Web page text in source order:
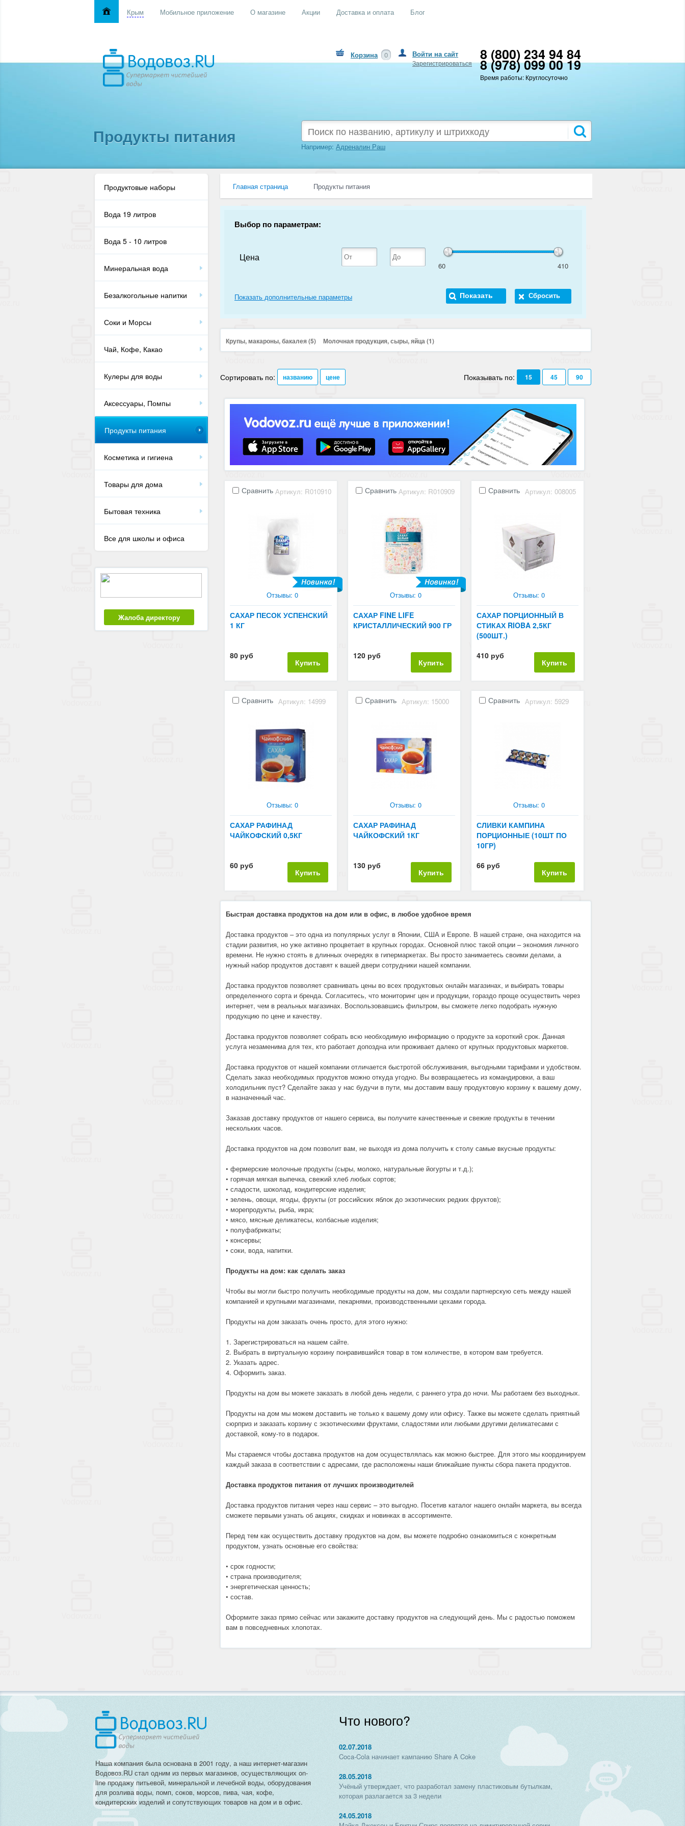
Крым Мобильное приложение О магазине Акции Доставка и оплата Блог
8 (800) 234 94 84
8 (978) 099 00 19
Время работы: Круглосуточно
Войти на сайт
Зарегистрироваться
Корзина 0
Продукты питания Например: Адреналин Раш
Продуктовые наборы
Вода 19 литров
Вода 5 - 10 литров
Минеральная вода
Безалкогольные напитки
Соки и Морсы
Чай, Кофе, Какао
Кулеры для воды
Аксессуары, Помпы
Продукты питания
Косметика и гигиена
Товары для дома
Бытовая техника
Все для школы и офиса
Жалоба директору
Главная страница Продукты питания
Выбор по параметрам:
Цена
410
60
Страна производитель
Показать дополнительные параметры
Крупы, макароны, бакалея (5) Молочная продукция, сыры, яйца (1)
Показывать по: 15 45 90
Сортировать по: названию цене
Сравнить Артикул: R010910
Отзывы: 0
САХАР ПЕСОК УСПЕНСКИЙ
1 КГ
80 руб
Купить
Сравнить Артикул: R010909
Отзывы: 0
САХАР FINE LIFE
КРИСТАЛЛИЧЕСКИЙ 900 ГР
120 руб
Купить
Сравнить Артикул: 008005
Отзывы: 0
САХАР ПОРЦИОННЫЙ В
СТИКАХ RIOBA 2,5КГ
(500ШТ.)
410 руб
Купить
Сравнить Артикул: 14999
Отзывы: 0
САХАР РАФИНАД
ЧАЙКОФСКИЙ 0,5КГ
60 руб
Купить
Сравнить Артикул: 15000
Отзывы: 0
САХАР РАФИНАД
ЧАЙКОФСКИЙ 1КГ
130 руб
Купить
Сравнить Артикул: 5929
Отзывы: 0
СЛИВКИ КАМПИНА
ПОРЦИОННЫЕ (10ШТ ПО
10ГР)
66 руб
Купить
Быстрая доставка продуктов на дом или в офис, в любое удобное время
Доставка продуктов – это одна из популярных услуг в Японии, США и Европе. В нашей стране, она находится на
стадии развития, но уже активно процветает в крупных городах. Основной плюс такой опции – экономия личного
времени. Не нужно стоять в длинных очередях в гипермаркетах. Вы просто занимаетесь своими делами, а
нужный набор продуктов доставят к вашей двери сотрудники нашей компании.
Доставка продуктов позволяет сравнивать цены во всех продуктовых онлайн магазинах, и выбирать товары
определенного сорта и бренда. Согласитесь, что мониторинг цен и продукции, гораздо проще осуществить через
интернет, чем в реальных магазинах. Воспользовавшись фильтром, вы сможете легко подобрать нужную
продукцию по цене и качеству.
Доставка продуктов позволяет собрать всю необходимую информацию о продукте за короткий срок. Данная
услуга незаменима для тех, кто работает допоздна или проживает далеко от крупных продуктовых маркетов.
Доставка продуктов от нашей компании отличается быстротой обслуживания, выгодными тарифами и удобством.
Сделать заказ необходимых продуктов можно откуда угодно. Вы возвращаетесь из командировки, а ваш
холодильник пуст? Сделайте заказ у нас будучи в пути, мы доставим вашу продуктовую корзину к вашему дому,
в назначенный час.
Заказав доставку продуктов от нашего сервиса, вы получите качественные и свежие продукты в течении
нескольких часов.
Доставка продуктов на дом позволит вам, не выходя из дома получить к столу самые вкусные продукты:
• фермерские молочные продукты (сыры, молоко, натуральные йогурты и т.д.);
• горячая мягкая выпечка, свежий хлеб любых сортов;
• сладости, шоколад, кондитерские изделия;
• зелень, овощи, ягоды, фрукты (от российских яблок до экзотических редких фруктов);
• морепродукты, рыба, икра;
• мясо, мясные деликатесы, колбасные изделия;
• полуфабрикаты;
• консервы;
• соки, вода, напитки.
Продукты на дом: как сделать заказ
Чтобы вы могли быстро получить необходимые продукты на дом, мы создали партнерскую сеть между нашей
компанией и крупными магазинами, пекарнями, производственными цехами города.
Продукты на дом заказать очень просто, для этого нужно:
1. Зарегистрироваться на нашем сайте.
2. Выбрать в виртуальную корзину понравившийся товар в том количестве, в котором вам требуется.
2. Указать адрес.
4. Оформить заказ.
Продукты на дом вы можете заказать в любой день недели, с раннего утра до ночи. Мы работаем без выходных.
Продукты на дом мы можем доставить не только к вашему дому или офису. Также вы можете сделать приятный
сюрприз и заказать корзину с экзотическими фруктами, сладостями или любыми другими деликатесами с
доставкой, кому-то в подарок.
Мы стараемся чтобы доставка продуктов на дом осуществлялась как можно быстрее. Для этого мы координируем
каждый заказа в соответствии с адресами, где расположены наши ближайшие пункты сбора пакета продуктов.
Доставка продуктов питания от лучших производителей
Доставка продуктов питания через наш сервис – это выгодно. Посетив каталог нашего онлайн маркета, вы всегда
сможете первыми узнать об акциях, скидках и новинках в ассортименте.
Перед тем как осуществить доставку продуктов на дом, вы можете подробно ознакомиться с конкретным
продуктом, узнать основные его свойства:
• срок годности;
• страна производителя;
• энергетическая ценность;
• состав.
Оформите заказ прямо сейчас или закажите доставку продуктов на следующий день. Мы с радостью поможем
вам в повседневных хлопотах.
Наша компания была основана в 2001 году, а наш интернет-магазин
Водовоз.RU стал одним из первых магазинов, осуществляющих on-
line продажу питьевой, минеральной и лечебной воды, оборудования
для розлива воды, помп, соков, морсов, пива, чая, кофе,
кондитерских изделий и сопутствующих товаров на дом и в офис.
Что нового?
02.07.2018
Coca-Cola начинает кампанию Share A Coke
28.05.2018
Учёный утверждает, что разработал замену пластиковым бутылкам,
которая разлагается за 3 недели
24.05.2018